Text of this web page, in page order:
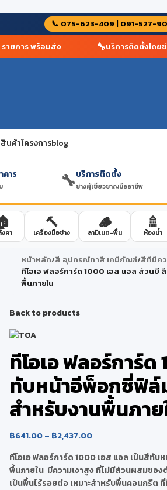
📞 075-623-409 | 091-527-
การ พร้อมส่ง บริการติดตั้งโดยช่า
นค้าโครงการblog
าร 🔧บริการติดตั้ง
ช่างผู้เชี่ยวชาญมืออาชีพ
คา
🔨
เครื่องมือช่าง
🪵
ลามิเนต-พื้น
🚿
ห้องน้ำ
หน้าหลัก/สี อุปกรณ์ทาสี เคมีภัณฑ์/สีทีมีค
ทีโอเอ ฟลอร์การ์ด 1000 เอส แอล ส่วน
พื้นภายใน
Back to products
ทีโอเอ ฟลอร์การ์
ทับหน้าอีพ็อกซี่ฟิล์
สำหรับงานพื้นภาย
฿641.00– ฿2,437.00
ทีโอเอ ฟลอร์การ์ด 1000 เอส แอล เป็นสีทั
พื้นภายใน มีความเงาสูง ที่ไม่มีส่วนผสมของ
เป็นพื้นไร้รอยต่อ เหมาะสำหรับพื้นคอนกรีต